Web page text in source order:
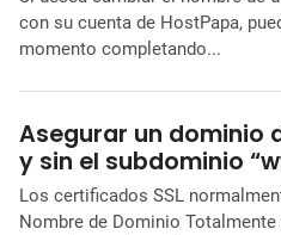
con su cuenta de HostPapa,
momento completando...
Asegurar un dominio
y sin el subdominio
Los certificados SSL
Nombre de Dominio